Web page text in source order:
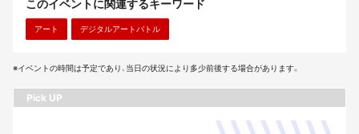
このイベントに関連するキーワード
アート デジタルアートバトル
※イベントの時間は予定であり、当日の状況により多少前後する場合があります。
Pick UP